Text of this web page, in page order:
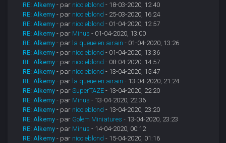
RE: Alkemy - par nicoleblond - 18-03-2020, 12:40
RE: Alkemy - par nicoleblond - 25-03-2020, 16:24
RE: Alkemy - par nicoleblond - 01-04-2020, 12:57
RE: Alkemy - par Minus - 01-04-2020, 13:00
RE: Alkemy - par la queue en airain - 01-04-2020, 13:26
RE: Alkemy - par nicoleblond - 01-04-2020, 13:36
RE: Alkemy - par nicoleblond - 08-04-2020, 14:57
RE: Alkemy - par nicoleblond - 13-04-2020, 15:47
RE: Alkemy - par la queue en airain - 13-04-2020, 21:24
RE: Alkemy - parSuperTAZE - 13-04-2020, 22:20
RE: Alkemy - par Minus - 13-04-2020, 22:36
RE: Alkemy - par nicoleblond - 13-04-2020, 23:20
RE: Alkemy - par Golem Miniatures - 13-04-2020, 23:23
RE: Alkemy - par Minus - 14-04-2020, 00:12
RE: Alkemy - par nicoleblond - 15-04-2020, 01:16